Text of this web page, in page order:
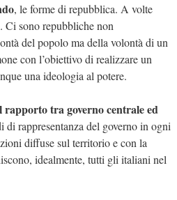
, le forme di repubblica. A volte
Ci sono repubbliche non
del popolo ma della volontà di un
con l’obiettivo di realizzare un
una ideologia al potere.
rapporto tra governo centrale ed
di rappresentanza del governo in ogni
diffuse sul territorio e con la
idealmente, tutti gli italiani nel